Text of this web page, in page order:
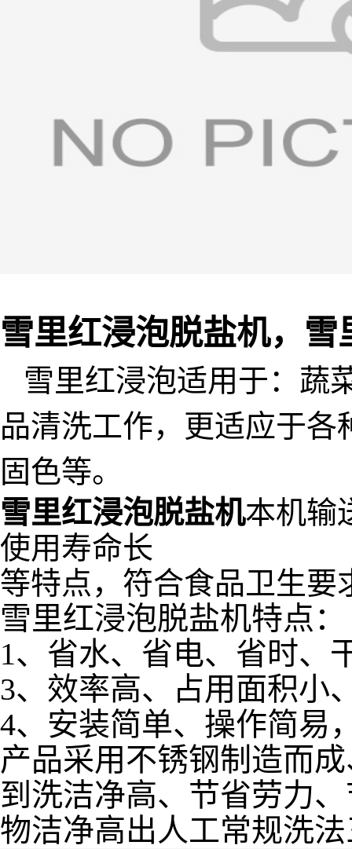
雪里红浸泡脱盐机，雪
雪里红浸泡适用于：蔬
品清洗工作，更适应于
固色等。
雪里红浸泡脱盐机本机输
使用寿命长
等特点，符合食品卫生要
雪里红浸泡脱盐机特点：
1、省水、省电、省时、
3、效率高、占用面积小
4、安装简单、操作简易
产品采用不锈钢制造而
到洗洁净高、节省劳力
物洁净高出人工常规洗